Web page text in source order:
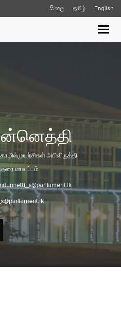
සිංහල தமிழ் English
Toggle
அபிவிருத்தி
மாவட்டம்